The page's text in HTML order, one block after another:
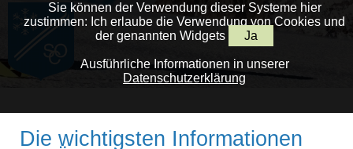
Die wichtigsten Informationen
Sie können der Verwendung dieser Systeme hier
zustimmen: Ich erlaube die Verwendung von Cookies und
der genannten Widgets
Ja
Ausführliche Informationen in unserer
Datenschutzerklärung